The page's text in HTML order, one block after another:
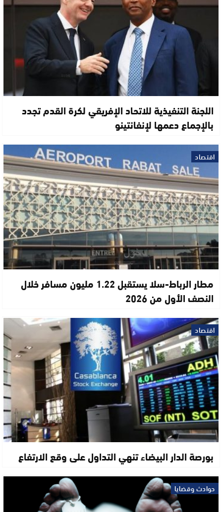
اللجنة التنفيذية للاتحاد الإفريقي لكرة القدم تجدد
بالإجماع دعمها لإنفانتينو
اقتصاد
مطار الرباط-سلا يستقبل 1.22 مليون مسافر خلال
النصف الأول من 2026
اقتصاد
بورصة الدار البيضاء تنهي التداول على وقع الارتفاع
حوادث وقضايا